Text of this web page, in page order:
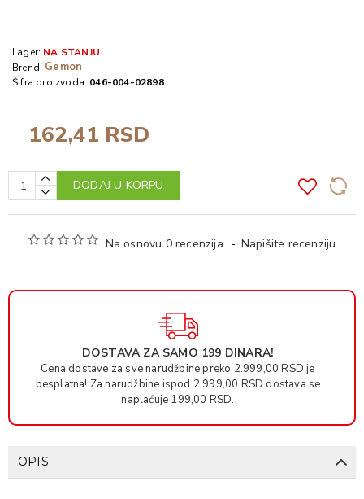
Na osnovu 0 recenzija. - Napišite recenziju
162,41 RSD
Lager: NA STANJU
Brend: Gemon
Šifra proizvoda: 046-004-02898
DODAJ U KORPU
DOSTAVA ZA SAMO 199 DINARA!
Cena dostave za sve narudžbine preko 2.999,00 RSD je
besplatna! Za narudžbine ispod 2.999,00 RSD dostava se
naplaćuje 199,00 RSD.
OPIS